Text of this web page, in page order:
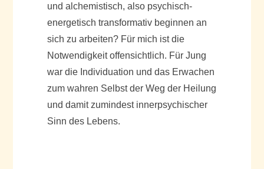
und alchemistisch, also psychisch-
energetisch transformativ beginnen an
sich zu arbeiten? Für mich ist die
Notwendigkeit offensichtlich. Für Jung
war die Individuation und das Erwachen
zum wahren Selbst der Weg der Heilung
und damit zumindest innerpsychischer
Sinn des Lebens.